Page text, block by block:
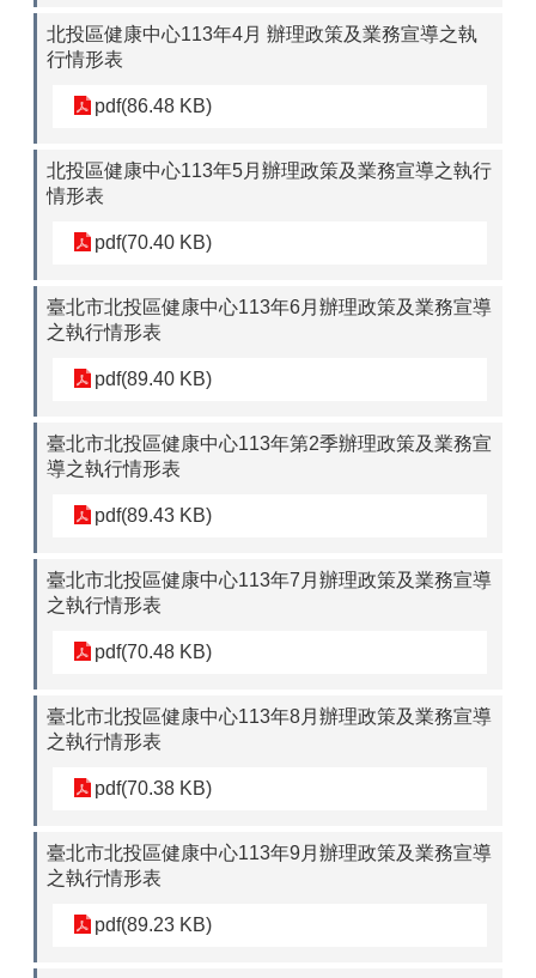
北投區健康中心113年4月 辦理政策及業務宣導之執
行情形表
pdf(86.48 KB)
北投區健康中心113年5月辦理政策及業務宣導之執行
情形表
pdf(70.40 KB)
臺北市北投區健康中心113年6月辦理政策及業務宣導
之執行情形表
pdf(89.40 KB)
臺北市北投區健康中心113年第2季辦理政策及業務宣
導之執行情形表
pdf(89.43 KB)
臺北市北投區健康中心113年7月辦理政策及業務宣導
之執行情形表
pdf(70.48 KB)
臺北市北投區健康中心113年8月辦理政策及業務宣導
之執行情形表
pdf(70.38 KB)
臺北市北投區健康中心113年9月辦理政策及業務宣導
之執行情形表
pdf(89.23 KB)